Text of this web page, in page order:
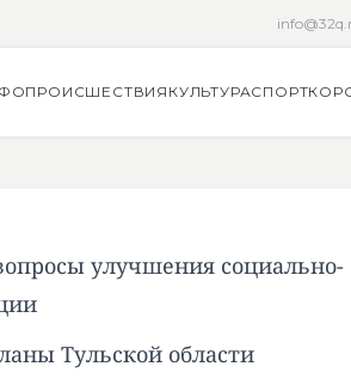
ПРОИСШЕСТВИЯ КУЛЬТУРАСПОРТ
улучшения социально-
Тульской области